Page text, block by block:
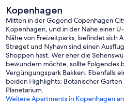
Kopenhagen
Mitten in der Gegend Copenhagen
Kopenhagen, und in der Nähe einer
Nähe von Freizeitparks, befindet sich
Strøget und Nyhavn sind einen
Shoppen hast. Wer eher die
bewundern möchte, sollte Folgendes
Vergüngungspark Bakken. Ebenfalls
beiden Highlights: Botanischer Garten
Planetarium.
Weitere Apartments in Kopenhagen